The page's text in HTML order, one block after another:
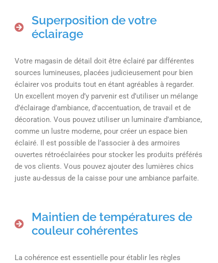
Superposition de votre
éclairage
Votre magasin de détail doit être éclairé par différentes
sources lumineuses, placées judicieusement pour bien
éclairer vos produits tout en étant agréables à regarder.
Un excellent moyen d’y parvenir est d’utiliser un mélange
d’éclairage d’ambiance, d’accentuation, de travail et de
décoration. Vous pouvez utiliser un luminaire d’ambiance,
comme un lustre moderne, pour créer un espace bien
éclairé. Il est possible de l’associer à des armoires
ouvertes rétroéclairées pour stocker les produits préférés
de vos clients. Vous pouvez ajouter des lumières chics
juste au-dessus de la caisse pour une ambiance parfaite.
Maintien de températures de
couleur cohérentes
La cohérence est essentielle pour établir les règles